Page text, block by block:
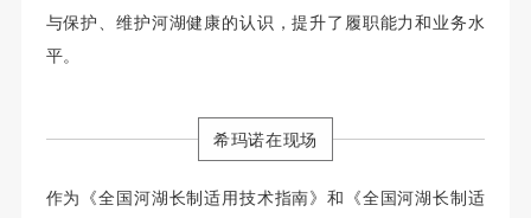
与保护、维护河湖健康的认识，提升了履职能力和业务水
平。
希玛诺在现场
作为《全国河湖长制适用技术指南》和《全国河湖长制适